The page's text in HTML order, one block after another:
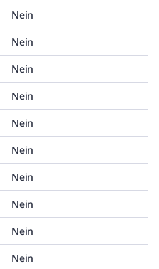
Nein
Nein
Nein
Nein
Nein
Nein
Nein
Nein
Nein
Nein